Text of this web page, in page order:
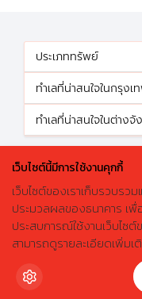
ค้นหาบ้านมือสองธอส.
ลองเปลี่ยนมาใช้ผ่านแอ
ประเภททรัพย์
ทำเลที่น่าสนใจในกรุงเ
ทำเลที่น่าสนใจในต่างจั
© 2026
ธนาคารอาคารสงเคราะห์ (
โทรศัพท์: 0-2645-9000 โทรส
เว็บไซต์นี้มีการใช้งานคุกกี้
เว็บไซต์ของเราเก็บรวบร
ประมวลผลของธนาคาร เ
ประสบการณ์ใช้งานเว็บไซ
สามารถดูรายละเอียดเพิ่ม